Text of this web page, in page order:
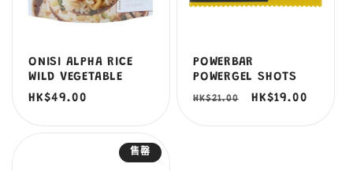
ONISI ALPHA RICE
WILD VEGETABLE
定
HK$49.00
POWERBAR
POWERGEL SHOTS
定
HK$21.00
售
HK$19.00
售罄